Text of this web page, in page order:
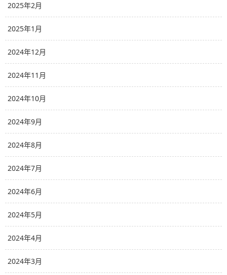
2025年2月
2025年1月
2024年12月
2024年11月
2024年10月
2024年9月
2024年8月
2024年7月
2024年6月
2024年5月
2024年4月
2024年3月